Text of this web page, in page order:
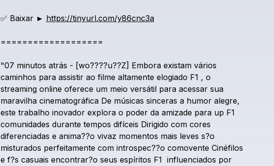
✅ Baixar ► https://tinyurl.com/y86cnc3a
===================
"07 minutos atrás - [wo????u??Z] Embora existam vários
caminhos para assistir ao filme altamente elogiado F1 , o
streaming online oferece um meio versátil para acessar sua
maravilha cinematográfica De músicas sinceras a humor alegre,
este trabalho inovador explora o poder da amizade para up F1
comunidades durante tempos difíceis Dirigido com cores
diferenciadas e anima??o vivaz momentos mais leves s?o
misturados perfeitamente com introspec??o comovente Cinéfilos
e f?s casuais encontrar?o seus espíritos F1 influenciados por